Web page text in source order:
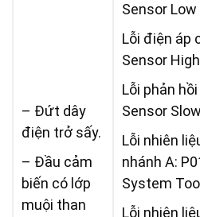
– Đứt dây
điện trở sấy.
– Đầu cảm
biến có lớp
muội than
Sensor
Lỗi điện áp
Sensor
Lỗi phản
Sensor
Lỗi nhiên
nhánh A:
System
Lỗi nhiên